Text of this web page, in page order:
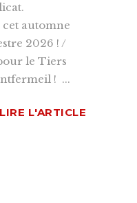
cet automne
2026 ! /
le Tiers
! ...
LIRE L'ARTICLE